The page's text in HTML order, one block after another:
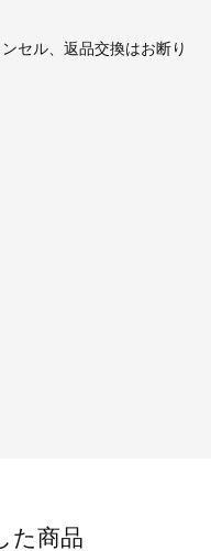
セル、返品交換はお断り
た商品